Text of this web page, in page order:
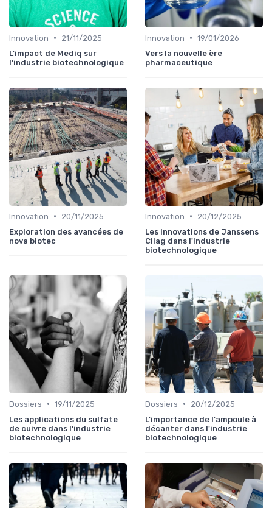
Innovation •
21/11/2025
L'impact de Mediq sur
l'industrie biotechnologique
Innovation • 19/01/2026
Vers la nouvelle ère
pharmaceutique
Innovation •
20/11/2025
Exploration des avancées de
nova biotec
Innovation •
20/12/2025
Les innovations de Janssens
Cilag dans l'industrie
biotechnologique
Dossiers • 19/11/2025
Les applications du sulfate
de cuivre dans l'industrie
biotechnologique
Dossiers •
20/12/2025
L'importance de l'ampoule à
décanter dans l'industrie
biotechnologique